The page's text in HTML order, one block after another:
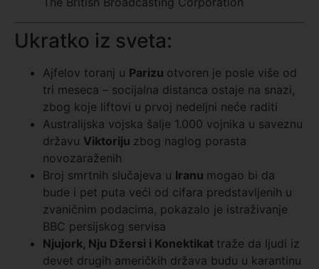
Ukratko iz sveta:
Ajfelov toranj u Parizu otvoren je posle više od
tri meseca – socijalna distanca ostaje na snazi,
zbog koje liftovi u prvoj nedeljni neće raditi
Australijska vojska šalje 1.000 vojnika u saveznu
državu Viktoriju zbog naglog porasta
novozaraženih
Broj smrtnih slučajeva u Iranu mogao bi da
bude i pet puta veći od cifara predstavljenih u
zvaničnim podacima, pokazalo je istraživanje
BBC persijskog servisa
Njujork, Nju Džersi i Konektikat traže da ljudi iz
devet drugih američkih država budu u karantinu